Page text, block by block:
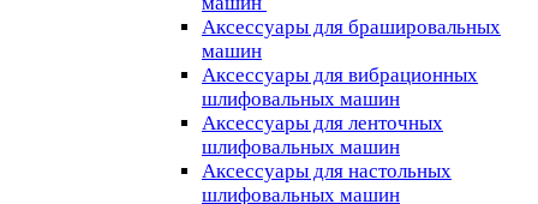
Аксессуары для брашировальных
машин
Аксессуары для вибрационных
шлифовальных машин
Аксессуары для ленточных
шлифовальных машин
Аксессуары для настольных
шлифовальных машин